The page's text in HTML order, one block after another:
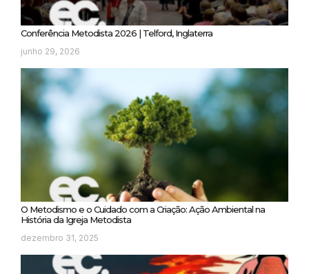
Conferência Metodista 2026 | Telford, Inglaterra
junho 29, 2026
O Metodismo e o Cuidado com a Criação: Ação Ambiental na
História da Igreja Metodista
dezembro 31, 2025